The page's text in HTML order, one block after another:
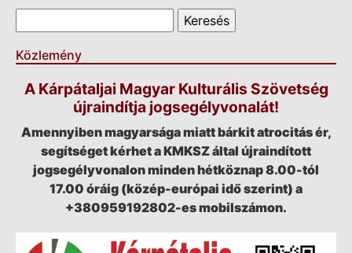
Keresés űrlap
Keresés
Közlemény
A Kárpátaljai Magyar Kulturális Szövetség
újraindítja jogsegélyvonalát!
Amennyiben magyarsága miatt bárkit atrocitás ér,
segítséget kérhet a KMKSZ által újraindított
jogsegélyvonalon minden hétköznap 8.00-tól
17.00 óráig (közép-európai idő szerint) a
+380959192802-es mobilszámon.